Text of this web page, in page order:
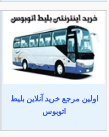
اولین مرجع خرید آنلاین بلیط
اتوبوس